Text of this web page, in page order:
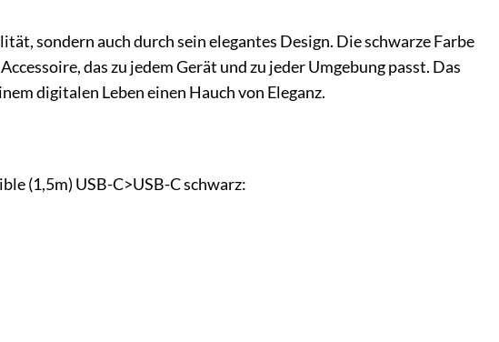
sondern auch durch sein elegantes Design. Die schwarze Farbe
das zu jedem Gerät und zu jeder Umgebung passt. Das
digitalen Leben einen Hauch von Eleganz.
(1,5m) USB-C>USB-C schwarz: